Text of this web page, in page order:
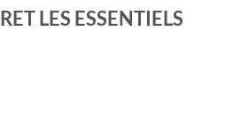
LES ESSENTIELS